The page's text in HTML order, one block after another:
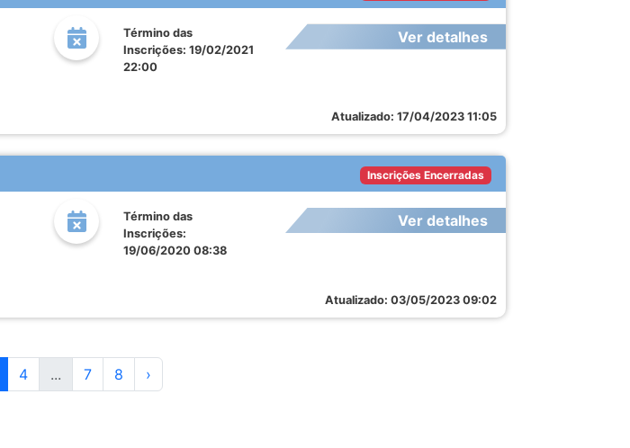
Término das
Inscrições: 19/02/2021
22:00
Ver detalhes
Atualizado: 17/04/2023 11:05
Inscrições Encerradas
Término das
Inscrições:
19/06/2020 08:38
Ver detalhes
Atualizado: 03/05/2023 09:02
4 ... 7 8 ›